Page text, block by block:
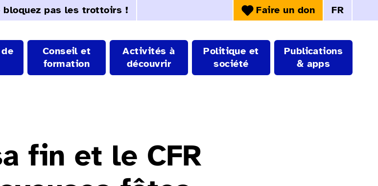
bloquez pas les trottoirs ! Faire un don Choix de
FR
Conseil et
formation
Activités à
découvrir
Politique et
société
Publications
& apps
fin et le CFR